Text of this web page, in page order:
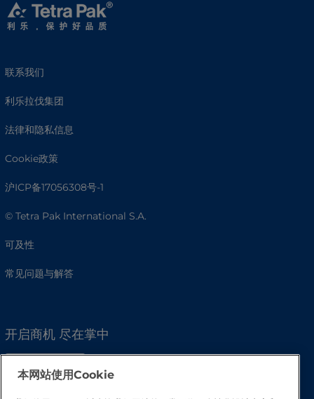
联系我们
利乐拉伐集团
法律和隐私信息
Cookie政策
沪ICP备17056308号-1
© Tetra Pak International S.A.
可及性
常见问题与解答
开启商机 尽在掌中
本网站使用Cookie